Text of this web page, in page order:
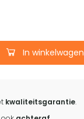
In winkelwagen
kwaliteitsgarantie.